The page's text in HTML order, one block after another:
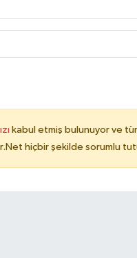
kabul etmiş bulunuyor ve
hiçbir şekilde sorumlu